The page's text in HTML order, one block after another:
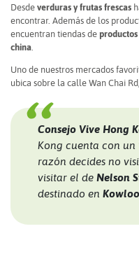
Desde verduras y frutas frescas
encontrar. Además de los
encuentran tiendas de
china
Uno de nuestros mercados
ubica sobre la calle Wan Chai
Consejo Vive Hong
Kong cuenta con un
razón decides no
visitar el de Nelson
destinado en